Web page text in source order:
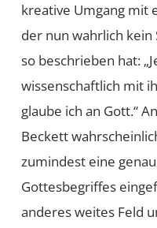
kreative Umgang mit
der nun wahrlich kein
so beschrieben hat:
wissenschaftlich mit
glaube ich an Gott.“
Beckett
zumindest eine
Gottesbegriffes
anderes weites Feld